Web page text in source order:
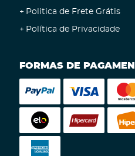
Politica de Frete Grátis
Política de Privacidade
FORMAS DE